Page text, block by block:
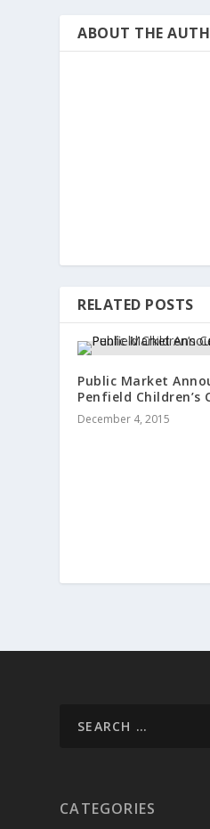
ABOUT THE
RELATED POSTS
Public Market
Penfield Children’s
December 4, 2015
CATEGORIES